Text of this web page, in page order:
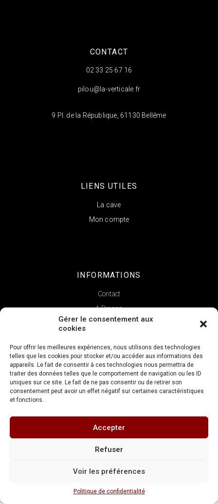
Gérer le consentement aux
cookies
Pour offrir les meilleures expériences, nous utilisons des technologies
telles que les cookies pour stocker et/ou accéder aux informations des
appareils. Le fait de consentir à ces technologies nous permettra de
traiter des données telles que le comportement de navigation ou les ID
uniques sur ce site. Le fait de ne pas consentir ou de retirer son
consentement peut avoir un effet négatif sur certaines caractéristiques
et fonctions.
Accepter
Refuser
Voir les préférences
Politique de confidentialité
CONTACT
02 33 25 67 16
pilou@la-verticale.fr
9 Pl. de la République, 61130 Bellême
LIENS UTILES
La cave
Mon compte
INFORMATIONS
Contact
A Propos
RéalisationFDV Conseil
Politique de confidentialité
L’abus d’alcool est dangereux pour la santé. Consommez avec modération